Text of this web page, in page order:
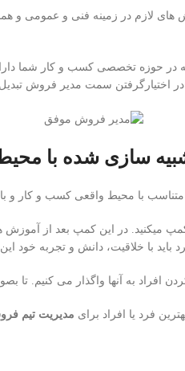
لازم در زمینه فنی و عمومی و
در حوزه تخصصی کسب و کار شما
اختیارگرفتن سمت مدیر فروش
با محیط واقعی کسب و کار و
میکنید. در این کمپ بعد از
با خلاقیت، دانش و تجربه خود
به آنها واگذار می کنیم. تا
فرد یا افراد برای مدیریت تیم